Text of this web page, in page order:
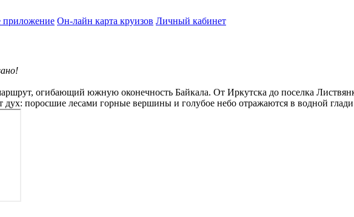
Он-лайн карта круизов Личный кабинет
огибающий южную оконечность Байкала. От Иркутска до поселка
дух: поросшие лесами горные вершины и голубое небо отражаются в водной глади